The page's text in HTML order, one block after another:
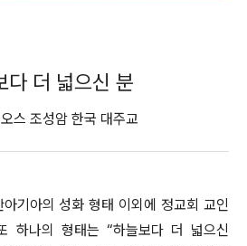
다 더 넓으신 분
스 조성암 한국 대주교
기아의 성화 형태 이외에 정교회 교인
하나의 형태는 “하늘보다 더 넓으신